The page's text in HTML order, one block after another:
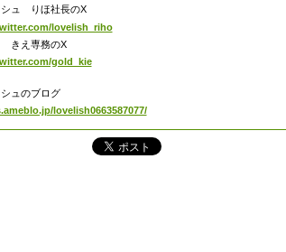
シュ りほ社長のX
lovelish_riho
きえ専務のX
gold_kie
ュのブログ
lovelish0663587077/